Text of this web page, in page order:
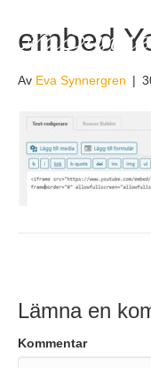
embed
Av Eva Synnergren |
Lämna en
Kommentar